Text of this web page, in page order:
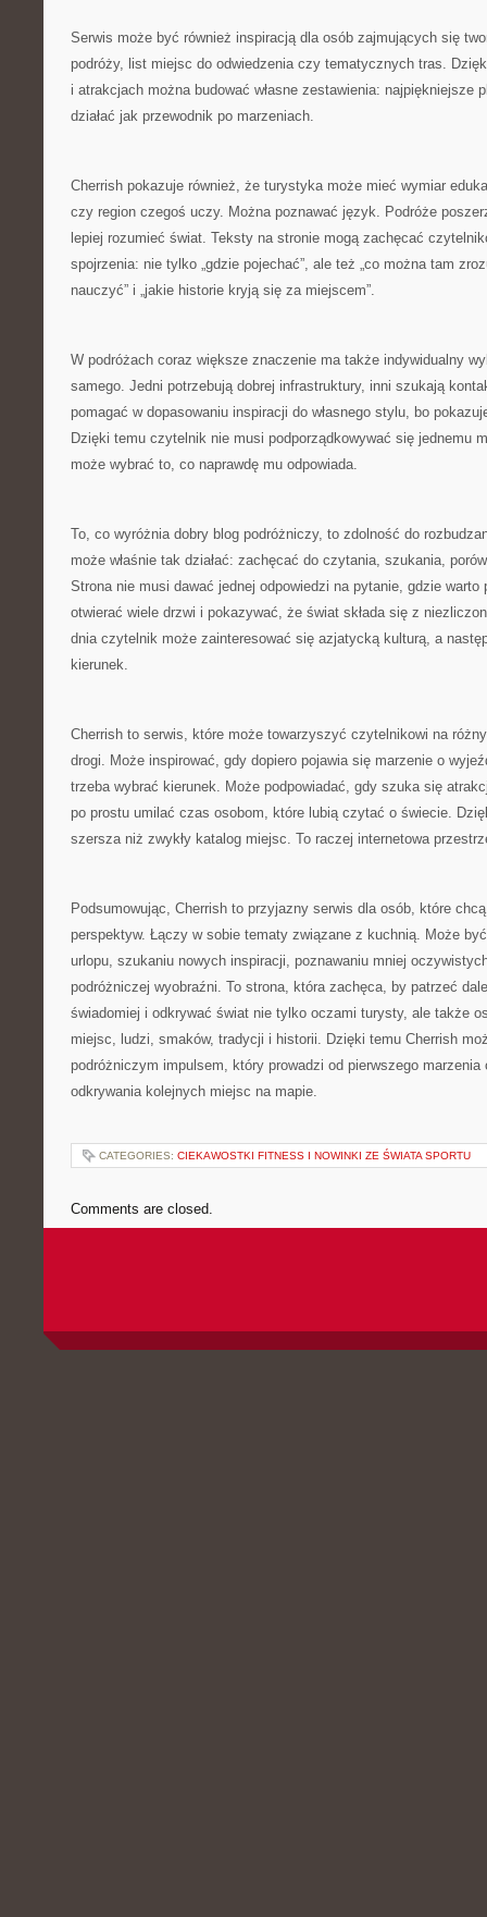
Serwis może być również inspiracją dla osób zajmujących się
podróży, list miejsc do odwiedzenia czy tematycznych tras.
i atrakcjach można budować własne zestawienia: najpiękniejsze
działać jak przewodnik po marzeniach.
Cherrish pokazuje również, że turystyka może mieć wymiar
czy region czegoś uczy. Można poznawać język. Podróże
lepiej rozumieć świat. Teksty na stronie mogą zachęcać
spojrzenia: nie tylko „gdzie pojechać”, ale też „co można tam
nauczyć” i „jakie historie kryją się za miejscem”.
W podróżach coraz większe znaczenie ma także indywidualny
samego. Jedni potrzebują dobrej infrastruktury, inni szukają
pomagać w dopasowaniu inspiracji do własnego stylu, bo
Dzięki temu czytelnik nie musi podporządkowywać się jednemu
może wybrać to, co naprawdę mu odpowiada.
To, co wyróżnia dobry blog podróżniczy, to zdolność do
może właśnie tak działać: zachęcać do czytania, szukania,
Strona nie musi dawać jednej odpowiedzi na pytanie, gdzie warto
otwierać wiele drzwi i pokazywać, że świat składa się z
dnia czytelnik może zainteresować się azjatycką kulturą, a
kierunek.
Cherrish to serwis, które może towarzyszyć czytelnikowi na
drogi. Może inspirować, gdy dopiero pojawia się marzenie o
trzeba wybrać kierunek. Może podpowiadać, gdy szuka się
po prostu umilać czas osobom, które lubią czytać o świecie.
szersza niż zwykły katalog miejsc. To raczej internetowa
Podsumowując, Cherrish to przyjazny serwis dla osób, które
perspektyw. Łączy w sobie tematy związane z kuchnią. Może
urlopu, szukaniu nowych inspiracji, poznawaniu mniej
podróżniczej wyobraźni. To strona, która zachęca, by patrzeć
świadomiej i odkrywać świat nie tylko oczami turysty, ale także
miejsc, ludzi, smaków, tradycji i historii. Dzięki temu Cherrish
podróżniczym impulsem, który prowadzi od pierwszego marzenia
odkrywania kolejnych miejsc na mapie.
CATEGORIES: CIEKAWOSTKI FITNESS I NOWINKI ZE ŚWIATA SPORTU
Comments are closed.